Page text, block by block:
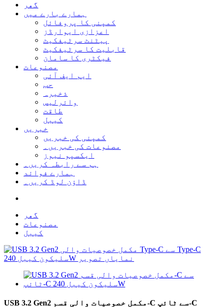
گھر
ہمارے بارے میں
کمپنی کا پروفائل
اعزازی ایوارڈز
پیٹنٹ سرٹیفکیٹ
قابلیت کا سرٹیفکیٹ
فیکٹری کا سامان
مصنوعات
ایم ایف آئی
حب
ذخیرہ
وائرلیس
طاقت
کیبل
خبریں
کمپنی کی خبریں
مصنوعات کی خبریں۔
ایکسپو نیوز
ہم سے رابطہ کریں۔
ہمارے فوائد
ڈاؤن لوڈ کریں۔
گھر
مصنوعات
کیبل
USB 3.2 Gen2 مکمل خصوصیات والی قسم-C سے ٹائپ-C